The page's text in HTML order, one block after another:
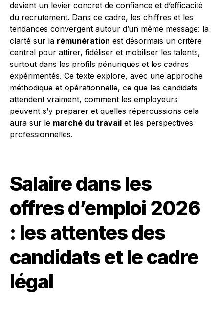
devient un levier concret de confiance et d’efficacité
du recrutement. Dans ce cadre, les chiffres et les
tendances convergent autour d’un même message: la
clarté sur la rémunération est désormais un critère
central pour attirer, fidéliser et mobiliser les talents,
surtout dans les profils pénuriques et les cadres
expérimentés. Ce texte explore, avec une approche
méthodique et opérationnelle, ce que les candidats
attendent vraiment, comment les employeurs
peuvent s’y préparer et quelles répercussions cela
aura sur le marché du travail et les perspectives
professionnelles.
Salaire dans les
offres d’emploi 2026
: les attentes des
candidats et le cadre
légal